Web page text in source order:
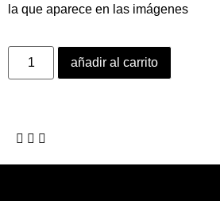
la que aparece en las imágenes
añadir al carrito